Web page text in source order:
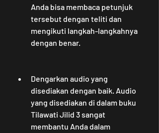
Anda bisa membaca petunjuk
tersebut dengan teliti dan
mengikuti langkah-langkahnya
dengan benar.
Dengarkan audio yang
disediakan dengan baik. Audio
yang disediakan di dalam buku
Tilawati Jilid 3 sangat
membantu Anda dalam